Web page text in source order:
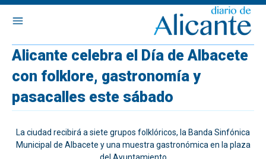
Alicante celebra el Día de Albacete
con folklore, gastronomía y
pasacalles este sábado
La ciudad recibirá a siete grupos folklóricos, la Banda Sinfónica
Municipal de Albacete y una muestra gastronómica en la plaza